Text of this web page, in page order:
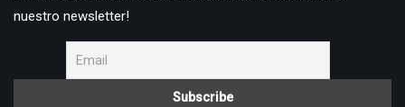
nuestro newsletter!